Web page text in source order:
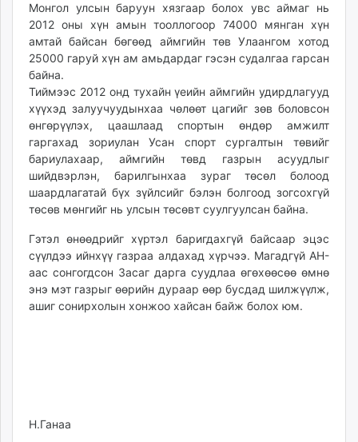
tumen.mn
shuum.mn
times.mn
tvmongolia.mn
mass.mn
unegui.mn
assa.mn
toim.mn
tac.mn
paparazzi.mn
unread.today
Монгол улсын баруун хязгаар болох увс аймаг нь
2012 оны хүн амын тооллогоор 74000 мянган хүн
амтай байсан бөгөөд аймгийн төв Улаангом хотод
25000 гаруй хүн ам амьдардаг гэсэн судалгаа гарсан
байна.
Тиймээс 2012 онд тухайн үеийн аймгийн удирдлагууд
хүүхэд залуучуудынхаа чөлөөт цагийг зөв боловсон
өнгөрүүлэх, цаашлаад спортын өндөр амжилт
гаргахад зориулан Усан спорт сургалтын төвийг
бариулахаар, аймгийн төвд газрын асуудлыг
шийдвэрлэн, барилгынхаа зураг төсөл болоод
шаардлагатай бүх зүйлсийг бэлэн болгоод зогсохгүй
төсөв мөнгийг нь улсын төсөвт суулгуулсан байна.
Гэтэл өнөөдрийг хүртэл баригдахгүй байсаар эцэс
сүүлдээ ийнхүү газраа алдахад хүрчээ. Магадгүй АН-
аас сонгогдсон Засаг дарга суудлаа өгөхөөсөө өмнө
энэ мэт газрыг өөрийн дураар өөр бусдад шилжүүлж,
ашиг сонирхолын хонжоо хайсан байж болох юм.
Н.Ганаа